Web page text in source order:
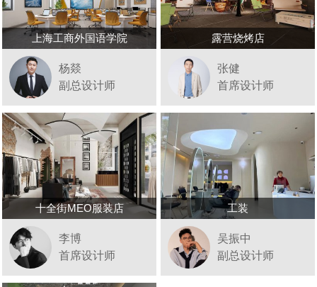
上海工商外国语学院
杨燚
副总设计师
露营烧烤店
张健
首席设计师
十全街MEO服装店
李博
首席设计师
工装
吴振中
副总设计师